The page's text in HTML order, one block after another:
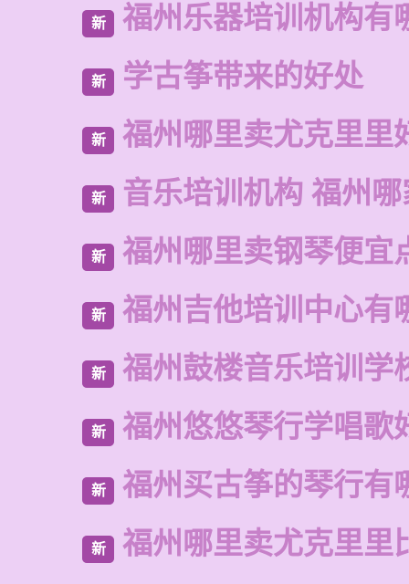
新 福州乐器培训机构有
新 学古筝带来的好处
新 福州哪里卖尤克里里
新 音乐培训机构 福州
新 福州哪里卖钢琴便宜
新 福州吉他培训中心有
新 福州鼓楼音乐培训学
新 福州悠悠琴行学唱歌
新 福州买古筝的琴行有
新 福州哪里卖尤克里里